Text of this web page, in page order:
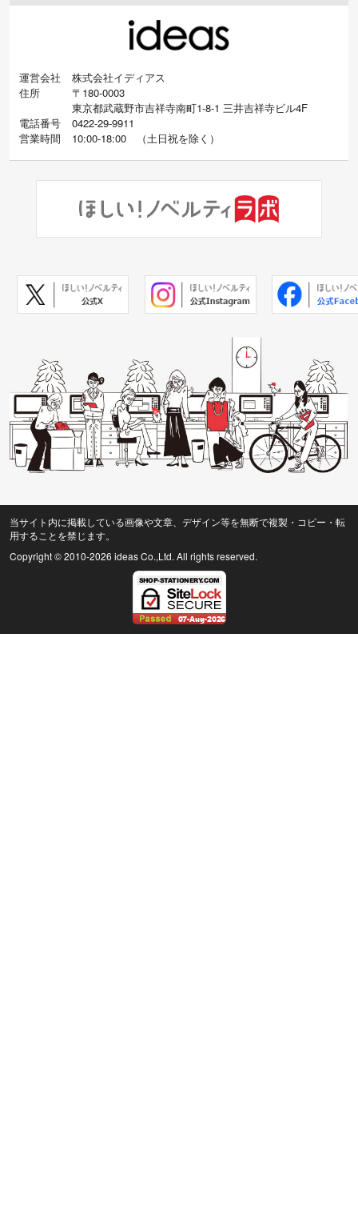
運営会社
株式会社イディアス
住所
〒180-0003
東京都武蔵野市吉祥寺南町1-8-1 三井吉祥寺ビル4F
電話番号
0422-29-9911
営業時間
10:00-18:00 （土日祝を除く）
当サイト内に掲載している画像や文章、デザイン等を無断で複製・コピー・転
用することを禁じます。
Copyright © 2010-2026 ideas Co.,Ltd. All rights reserved.